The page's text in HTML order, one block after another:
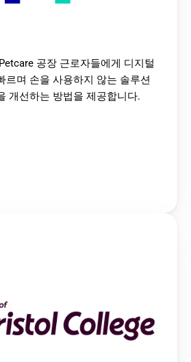
공장 근로자들에게 디지털
르며 손을 사용하지 않는 솔루션
개선하는 방법을 제공합니다.